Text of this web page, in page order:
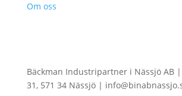
Om oss
Bäckman Industripartner i Nässjö AB
31, 571 34 Nässjö |